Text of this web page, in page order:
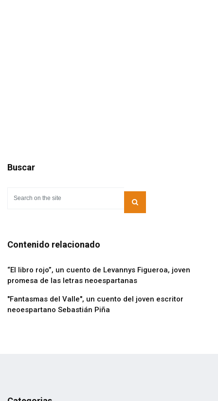
Buscar
Contenido relacionado
“El libro rojo”, un cuento de Levannys Figueroa, joven
promesa de las letras neoespartanas
"Fantasmas del Valle", un cuento del joven escritor
neoespartano Sebastián Piña